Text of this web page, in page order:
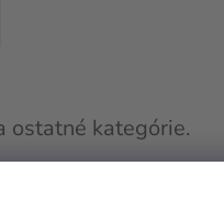
ostatné kategórie.